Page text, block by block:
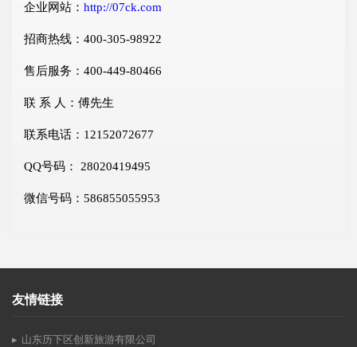
企业网站： http://07ck.com
招商热线：400-305-98922
售后服务：400-449-80466
联 系 人：傅先生
联系电话：12152072677
QQ号码： 28020419495
微信号码：586855055953
友情链接
山东历下区创新旅游有限公司